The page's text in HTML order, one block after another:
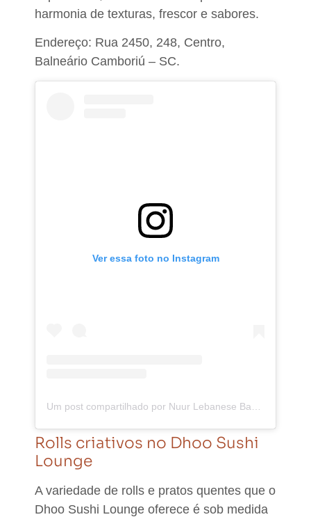
harmonia de texturas, frescor e sabores.
Endereço: Rua 2450, 248, Centro,
Balneário Camboriú – SC.
Ver essa foto no Instagram
Rolls criativos no Dhoo Sushi
Lounge
A variedade de rolls e pratos quentes que o
Dhoo Sushi Lounge oferece é sob medida